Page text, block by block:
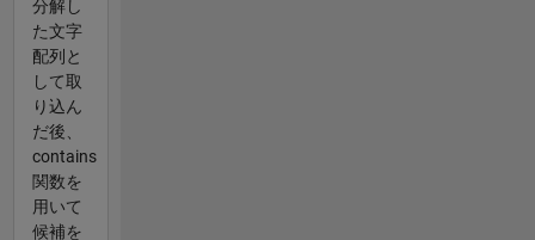
分解し
た文字
配列と
して取
り込ん
だ後、
contains
関数を
用いて
候補を